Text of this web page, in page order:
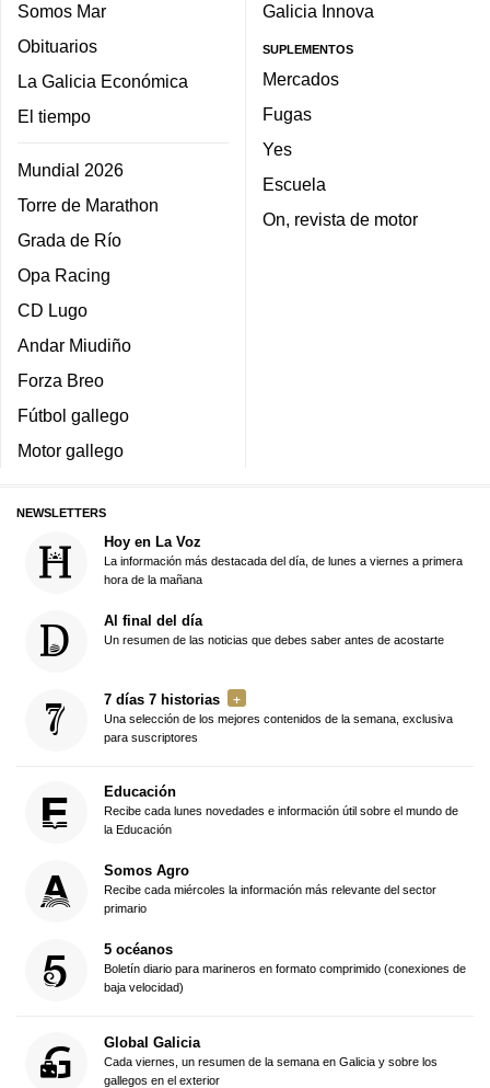
Somos Mar
Obituarios
La Galicia Económica
El tiempo
Mundial 2026
Torre de Marathon
Grada de Río
Opa Racing
CD Lugo
Andar Miudiño
Forza Breo
Fútbol gallego
Motor gallego
Galicia Innova
SUPLEMENTOS
Mercados
Fugas
Yes
Escuela
On, revista de motor
NEWSLETTERS
Hoy en La Voz
La información más destacada del día, de lunes a viernes a primera
hora de la mañana
Al final del día
Un resumen de las noticias que debes saber antes de acostarte
7 días 7 historias
Una selección de los mejores contenidos de la semana, exclusiva
para suscriptores
Educación
Recibe cada lunes novedades e información útil sobre el mundo de
la Educación
Somos Agro
Recibe cada miércoles la información más relevante del sector
primario
5 océanos
Boletín diario para marineros en formato comprimido (conexiones de
baja velocidad)
Global Galicia
Cada viernes, un resumen de la semana en Galicia y sobre los
gallegos en el exterior